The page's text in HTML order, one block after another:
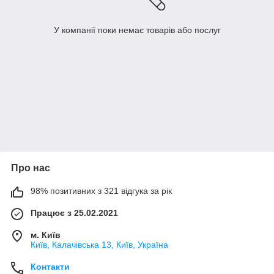
У компанії поки немає товарів або послуг
Про нас
98% позитивних з 321 відгука за рік
Працює з 25.02.2021
м. Київ
Київ, Калачівська 13, Київ, Україна
Контакти